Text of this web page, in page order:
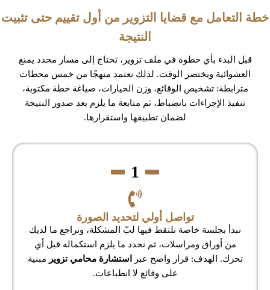
خطة التعامل مع قضايا التزوير من أول تقييم حتى تثبيت
النتيجة
قبل البدء بأي خطوة في ملف تزوير، تحتاج إلى مسار محدد يمنع
العشوائية ويختصر الوقت. لذلك نعتمد منهجًا من خمس محطات
مترابطة: تشخيص الوقائع، وزن الخيارات، صياغة خطة مكتوبة،
تنفيذ الإجراءات بانضباط، ثم متابعة ما يلزم بعد صدور النتيجة
لضمان تطبيقها واستقرارها.
1
تواصل أولي لتحديد الصورة
نبدأ بجلسة خاصة نلتقط فيها لبّ المشكلة، ونراجع ما لديك
من أوراق ومراسلات، ثم نحدد ما يلزم استكماله قبل أي
تحرك. الهدف: قرار واضح عبر
استشارة محامي تزوير مبنية
على وقائع لا انطباعات.